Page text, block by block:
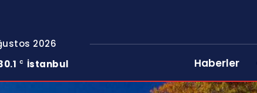
2026
C İstanbul Haberler